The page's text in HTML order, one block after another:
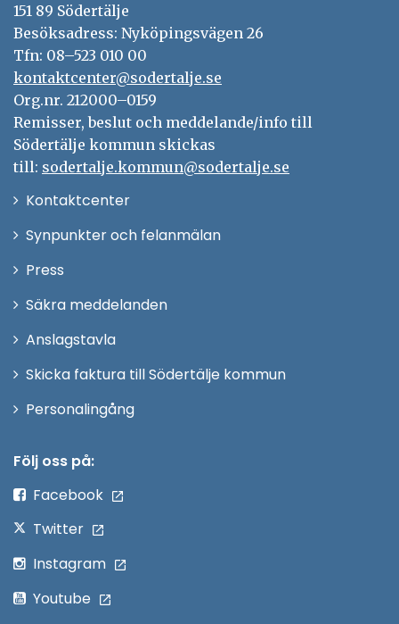
151 89 Södertälje
Besöksadress: Nyköpingsvägen 26
Tfn: 08–523 010 00
kontaktcenter@sodertalje.se
Org.nr. 212000–0159
Remisser, beslut och meddelande/info till
Södertälje kommun skickas
till: sodertalje.kommun@sodertalje.se
KontaktcenterÖppna
Synpunkter och felanmälan
Press
fönster
Säkra meddelanden
Anslagstavla
Skicka faktura till Södertälje kommun
PersonalingångÖppna
Följ oss på:
Facebook
Twitter
Instagram
Youtube